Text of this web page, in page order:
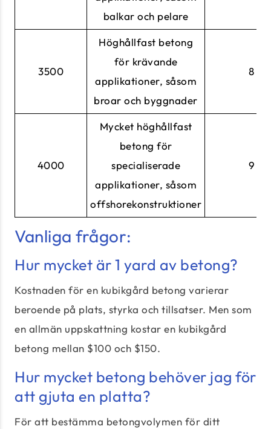
balkar och pelare
3500
Höghållfast betong
för krävande
applikationer, såsom
broar och byggnader
8
4000
Mycket höghållfast
betong för
specialiserade
applikationer, såsom
offshorekonstruktioner
9
Vanliga frågor:
Hur mycket är 1 yard av betong?
Kostnaden för en kubikgård betong varierar
beroende på plats, styrka och tillsatser. Men som
en allmän uppskattning kostar en kubikgård
betong mellan $100 och $150.
Hur mycket betong behöver jag för
att gjuta en platta?
För att bestämma betongvolymen för ditt